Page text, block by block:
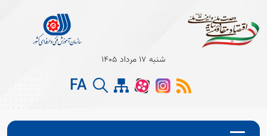
Open
شنبه 17 مرداد 1405
FA